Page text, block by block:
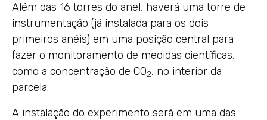
Além das 16 torres do anel, haverá uma torre de
instrumentação (já instalada para os dois
primeiros anéis) em uma posição central para
fazer o monitoramento de medidas científicas,
como a concentração de CO2, no interior da
parcela.
A instalação do experimento será em uma das